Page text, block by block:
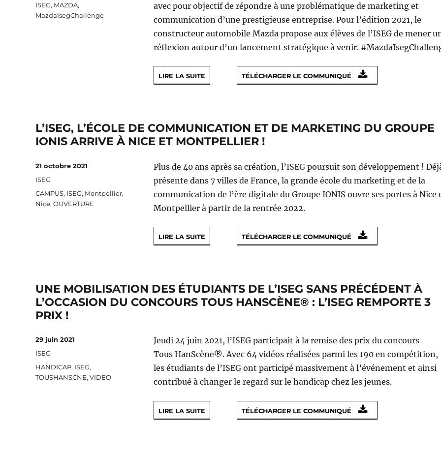
avec pour objectif de répondre à une problématique de marketing et
communication d’une prestigieuse entreprise. Pour l’édition 2021, le
constructeur automobile Mazda propose aux élèves de l’ISEG de mener
réflexion autour d’un lancement stratégique à venir.
LIRE LA SUITE TÉLÉCHARGER LE COMMUNIQUÉ
Étiquettes
ISEG, MAZDA,
MazdaIsegChallenge
L’ISEG, L’ÉCOLE DE COMMUNICATION ET DE MARKETING DU GROUPE
IONIS ARRIVE À NICE ET MONTPELLIER !
Plus de 40 ans après sa création, l’ISEG poursuit son développement !
présente dans 7 villes de France, la grande école du marketing et de la
communication de l’ère digitale du Groupe IONIS ouvre ses portes à Nice
Montpellier à partir de la rentrée 2022.
LIRE LA SUITE TÉLÉCHARGER LE COMMUNIQUÉ
Publié
le
21 octobre 2021
Catégories
ISEG
Étiquettes
CAMPUS, ISEG, Montpellier,
Nice, OUVERTURE
UNE MOBILISATION DES ÉTUDIANTS DE L’ISEG SANS PRÉCÉDENT À
L’OCCASION DU CONCOURS TOUS HANSCÈNE® : L’ISEG REMPORTE 3
PRIX !
Jeudi 24 juin 2021, l’ISEG participait à la remise des prix du concours
Tous HanScène®. Avec 64 vidéos réalisées parmi les 190 en compétition,
les étudiants de l’ISEG ont participé massivement à l’événement et ainsi
contribué à changer le regard sur le handicap chez les jeunes.
LIRE LA SUITE TÉLÉCHARGER LE COMMUNIQUÉ
Publié
le
29 juin 2021
Catégories
ISEG
Étiquettes
HANDICAP, ISEG,
TOUSHANSCNE, VIDEO